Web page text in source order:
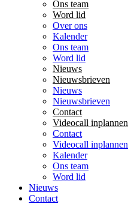
Ons team
Word lid
Over ons
Kalender
Ons team
Word lid
Nieuws
Nieuwsbrieven
Nieuws
Nieuwsbrieven
Contact
Videocall inplannen
Contact
Videocall inplannen
Kalender
Ons team
Word lid
Nieuws
Contact